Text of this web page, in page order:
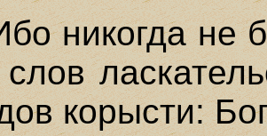
никогда не
корысти: